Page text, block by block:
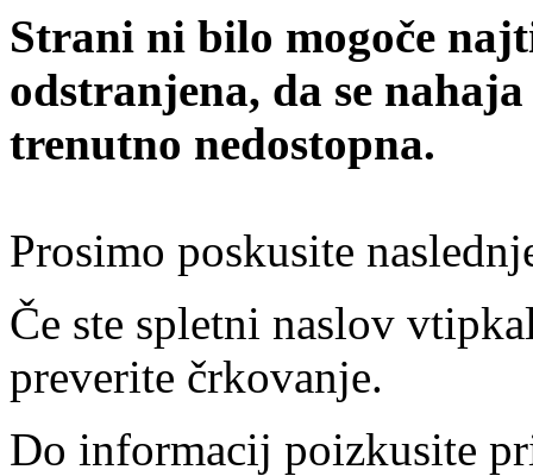
Strani ni bilo mogoče
odstranjena, da se
trenutno nedostopna.
Prosimo poskusite
Če ste spletni naslov
preverite črkovanje.
Do informacij poizkusite